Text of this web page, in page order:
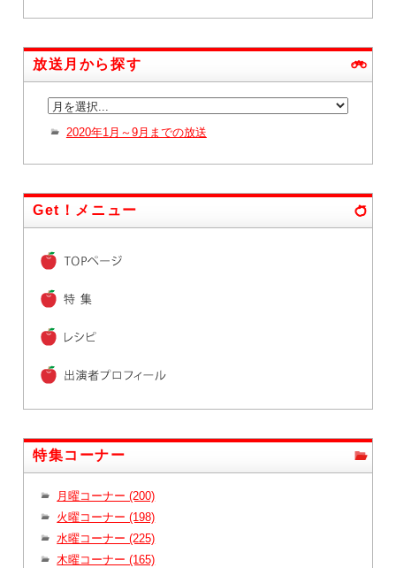
放送月から探す
2020年1月～9月までの放送
Get！メニュー
特集コーナー
月曜コーナー (200)
火曜コーナー (198)
水曜コーナー (225)
木曜コーナー (165)